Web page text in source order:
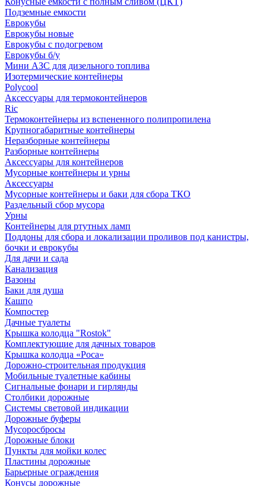
Подземные емкости
Еврокубы
Еврокубы новые
Еврокубы с подогревом
Еврокубы б/у
Мини АЗС для дизельного топлива
Изотермические контейнеры
Polycool
Аксессуары для термоконтейнеров
Ric
Термоконтейнеры из вспененного полипропилена
Крупногабаритные контейнеры
Неразборные контейнеры
Разборные контейнеры
Аксессуары для контейнеров
Мусорные контейнеры и урны
Аксессуары
Мусорные контейнеры и баки для сбора ТКО
Раздельный сбор мусора
Урны
Контейнеры для ртутных ламп
Поддоны для сбора и локализации проливов под канистры,
бочки и еврокубы
Для дачи и сада
Канализация
Вазоны
Баки для душа
Кашпо
Компостер
Дачные туалеты
Крышка колодца "Rostok"
Комплектующие для дачных товаров
Крышка колодца «Роса»
Дорожно-строительная продукция
Мобильные туалетные кабины
Сигнальные фонари и гирлянды
Столбики дорожные
Системы световой индикации
Дорожные буферы
Мусоросбросы
Дорожные блоки
Пункты для мойки колес
Пластины дорожные
Барьерные ограждения
Конусы дорожные